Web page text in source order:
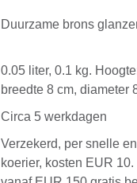
Duurzame brons
0.05 liter, 0.1 kg.
breedte 8 cm, diameter
Circa 5 werkdagen
Verzekerd, per snelle
koerier, kosten EUR